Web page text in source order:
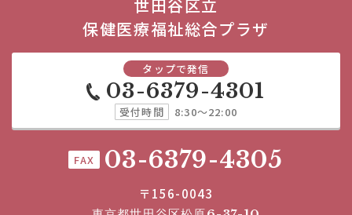
世田谷区立
保健医療福祉総合プラザ
タップで発信
03-6379-4301
受付時間 8:30～22:00
FAX 03-6379-4305
〒156-0043